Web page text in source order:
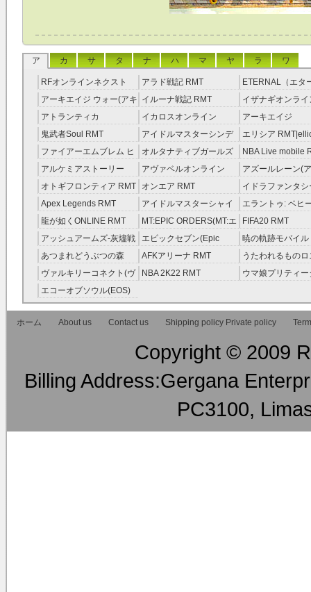
ア カ サ タ ナ ハ マ ヤ ラ ワ
RFオンラインネクスト
RMT
アラド戦記 RMT
ETERNAL（エタ
RMT
アーキエイジ ウォー(アキ
ウオ) RMT
イルーナ戦記 RMT
イザナギオンライ
アトランティカ
RMT|Atlantica RMT
イカロスオンライン
RMT（予約制）
アーキエイジ
RMT|ArcheAge
約制）
鬼武者Soul RMT
アイドルマスターシンデ
レラガールズ(モバマス)
RMT
エリシア
RMT
ファイアーエムブレム ヒ
ーローズ(FEヒーローズ)
RMT
オルタナティブガールズ
RMT
NBA Live mobile
アルケミアストーリー
（アルスト） RMT
アヴァベルオンライン
RMT
アズールレーン(
RMT
オトギフロンティア RMT オンエア RMT
イドラファンタシ
ーサーガ RMT
Apex Legends RMT
アイドルマスターシャイ
ニーカラーズ(シャニマス)
RMT
エラントゥ: ベヒ
ピリット RMT
龍が如くONLINE RMT
MT:EPIC ORDERS(MT:エ
ピック・オーダーズ)
RMT
FIFA20 RMT
アッシュアームズ‐灰燼戦
線 RMT
エピックセブン(Epic
Seven) RMT
暁の軌跡モバイル
伝説 ） RMT
あつまれどうぶつの森
RMT
AFKアリーナ RMT
うたわれるもの
ラグ(ロスフラ)
ヴァルキリーコネクト(ヴ
ァルコネ) RMT
NBA 2K22 RMT
ウマ娘プリティー
エコーオブソウル(EOS)
RMT
ホーム
About us Contact us Shipping policy Private policy
Copyright © 2009
Billing Address:Gergana
PC3100,